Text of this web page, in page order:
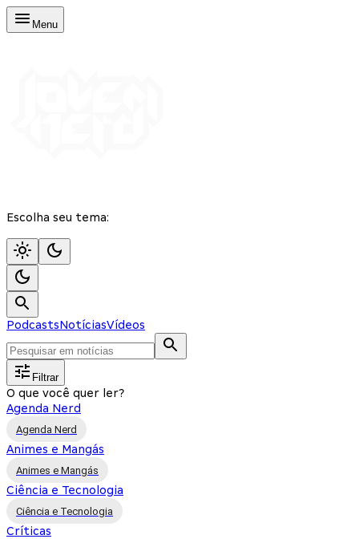
Menu
Escolha seu tema:
PodcastsNotíciasVídeos
Filtrar
O que você quer ler?
Agenda Nerd
Agenda Nerd
Animes e Mangás
Animes e Mangás
Ciência e Tecnologia
Ciência e Tecnologia
Críticas